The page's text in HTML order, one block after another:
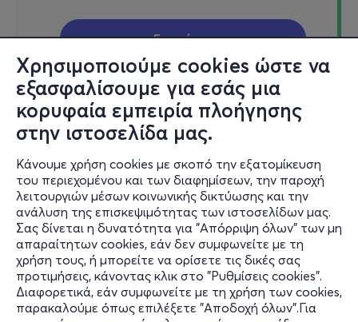
Χρησιμοποιούμε cookies ώστε να
εξασφαλίσουμε για εσάς μια
κορυφαία εμπειρία πλοήγησης
στην ιστοσελίδα μας.
Κάνουμε χρήση cookies με σκοπό την εξατομίκευση
του περιεχομένου και των διαφημίσεων, την παροχή
λειτουργιών μέσων κοινωνικής δικτύωσης και την
ανάλυση της επισκεψιμότητας των ιστοσελίδων μας.
Σας δίνεται η δυνατότητα για "Απόρριψη όλων" των μη
απαραίτητων cookies, εάν δεν συμφωνείτε με τη
χρήση τους, ή μπορείτε να ορίσετε τις δικές σας
προτιμήσεις, κάνοντας κλικ στο "Ρυθμίσεις cookies".
Διαφορετικά, εάν συμφωνείτε με τη χρήση των cookies,
παρακαλούμε όπως επιλέξετε "Αποδοχή όλων".Για
Εισιτήρια
Σαβ, 31/10
21:00
ΣΚΕΦΤΟΜΑΙ ΔΥΝΑΤΑ
Αμερικής 2 (στοά Σπυρομήλιου)
Μικρό Παλλάς - Κολωνάκι, Αττική
από 16€